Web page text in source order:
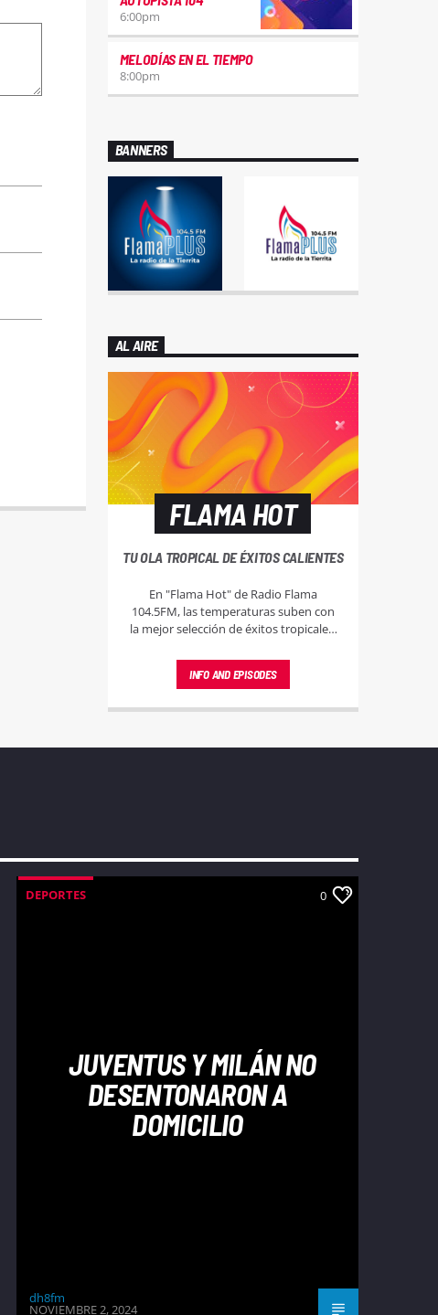
6:00pm
MELODÍAS EN EL TIEMPO
8:00pm
BANNERS
AL AIRE
FLAMA HOT
TU OLA TROPICAL DE ÉXITOS CALIENTES
En "Flama Hot" de Radio Flama
104.5FM, las temperaturas suben con
la mejor selección de éxitos tropicales.
INFO AND EPISODES
DEPORTES 0
JUVENTUS Y MILÁN NO
DESENTONARON A
DOMICILIO
dh8fm
NOVIEMBRE 2, 2024